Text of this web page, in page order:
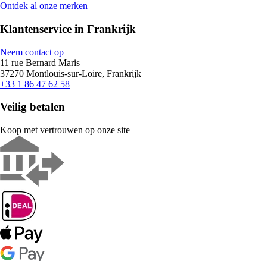
Ontdek al onze merken
Klantenservice in Frankrijk
Neem contact op
11 rue Bernard Maris
37270 Montlouis-sur-Loire, Frankrijk
+33 1 86 47 62 58
Veilig betalen
Koop met vertrouwen op onze site